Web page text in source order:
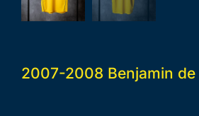
2007-2008 Benjamin de